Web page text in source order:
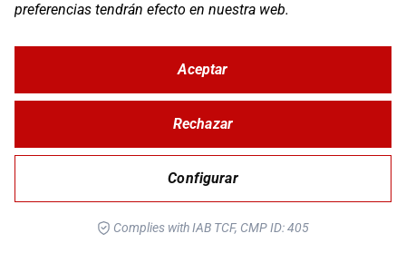
preferencias tendrán efecto en nuestra web.
Configurar
Rechazar
Aceptar
Complies with IAB TCF, CMP ID: 405